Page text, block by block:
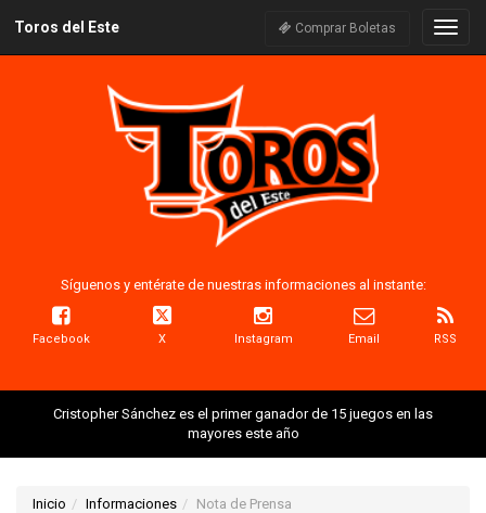
Toros del Este Comprar Boletas
Síguenos y entérate de nuestras informaciones al instante:
Facebook X Instagram Email RSS
Cristopher Sánchez es el primer ganador de 15 juegos en las
mayores este año
Inicio Informaciones Nota de Prensa